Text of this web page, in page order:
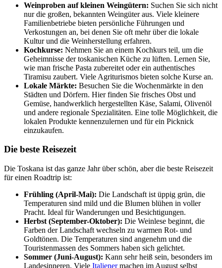
Weinproben auf kleinen Weingütern: Suchen Sie sich nicht
nur die großen, bekannten Weingüter aus. Viele kleinere
Familienbetriebe bieten persönliche Führungen und
Verkostungen an, bei denen Sie oft mehr über die lokale
Kultur und die Weinherstellung erfahren.
Kochkurse: Nehmen Sie an einem Kochkurs teil, um die
Geheimnisse der toskanischen Küche zu lüften. Lernen Sie,
wie man frische Pasta zubereitet oder ein authentisches
Tiramisu zaubert. Viele Agriturismos bieten solche Kurse an.
Lokale Märkte: Besuchen Sie die Wochenmärkte in den
Städten und Dörfern. Hier finden Sie frisches Obst und
Gemüse, handwerklich hergestellten Käse, Salami, Olivenöl
und andere regionale Spezialitäten. Eine tolle Möglichkeit, die
lokalen Produkte kennenzulernen und für ein Picknick
einzukaufen.
Die beste Reisezeit
Die Toskana ist das ganze Jahr über schön, aber die beste Reisezeit
für einen Roadtrip ist:
Frühling (April-Mai): Die Landschaft ist üppig grün, die
Temperaturen sind mild und die Blumen blühen in voller
Pracht. Ideal für Wanderungen und Besichtigungen.
Herbst (September-Oktober): Die Weinlese beginnt, die
Farben der Landschaft wechseln zu warmen Rot- und
Goldtönen. Die Temperaturen sind angenehm und die
Touristenmassen des Sommers haben sich gelichtet.
Sommer (Juni-August): Kann sehr heiß sein, besonders im
Landesinneren. Viele Italienermachen im August selbst